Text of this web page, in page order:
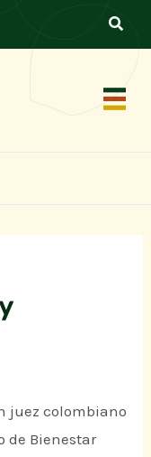
juez colombiano
de Bienestar